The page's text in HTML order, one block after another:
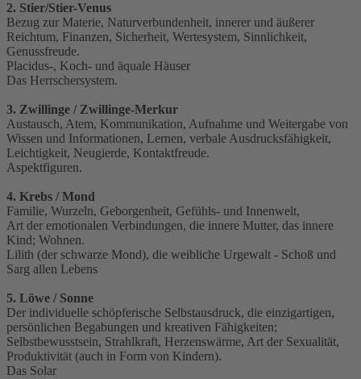
2. Stier/Stier-Venus
Bezug zur Materie, Naturverbundenheit, innerer und äußerer
Reichtum, Finanzen, Sicherheit, Wertesystem, Sinnlichkeit,
Genussfreude.
Placidus-, Koch- und äquale Häuser
Das Herrschersystem.
3. Zwillinge / Zwillinge-Merkur
Austausch, Atem, Kommunikation, Aufnahme und Weitergabe von
Wissen und Informationen, Lernen, verbale Ausdrucksfähigkeit,
Leichtigkeit, Neugierde, Kontaktfreude.
Aspektfiguren.
4. Krebs / Mond
Familie, Wurzeln, Geborgenheit, Gefühls- und Innenwelt,
Art der emotionalen Verbindungen, die innere Mutter, das innere
Kind; Wohnen.
Lilith (der schwarze Mond), die weibliche Urgewalt - Schoß und
Sarg allen Lebens
5. Löwe / Sonne
Der individuelle schöpferische Selbstausdruck, die einzigartigen,
persönlichen Begabungen und kreativen Fähigkeiten;
Selbstbewusstsein, Strahlkraft, Herzenswärme, Art der Sexualität,
Produktivität (auch in Form von Kindern).
Das Solar